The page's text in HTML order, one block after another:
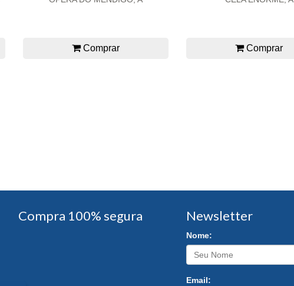
Comprar Comprar
Compra 100% segura Newsletter
Nome:
Email: